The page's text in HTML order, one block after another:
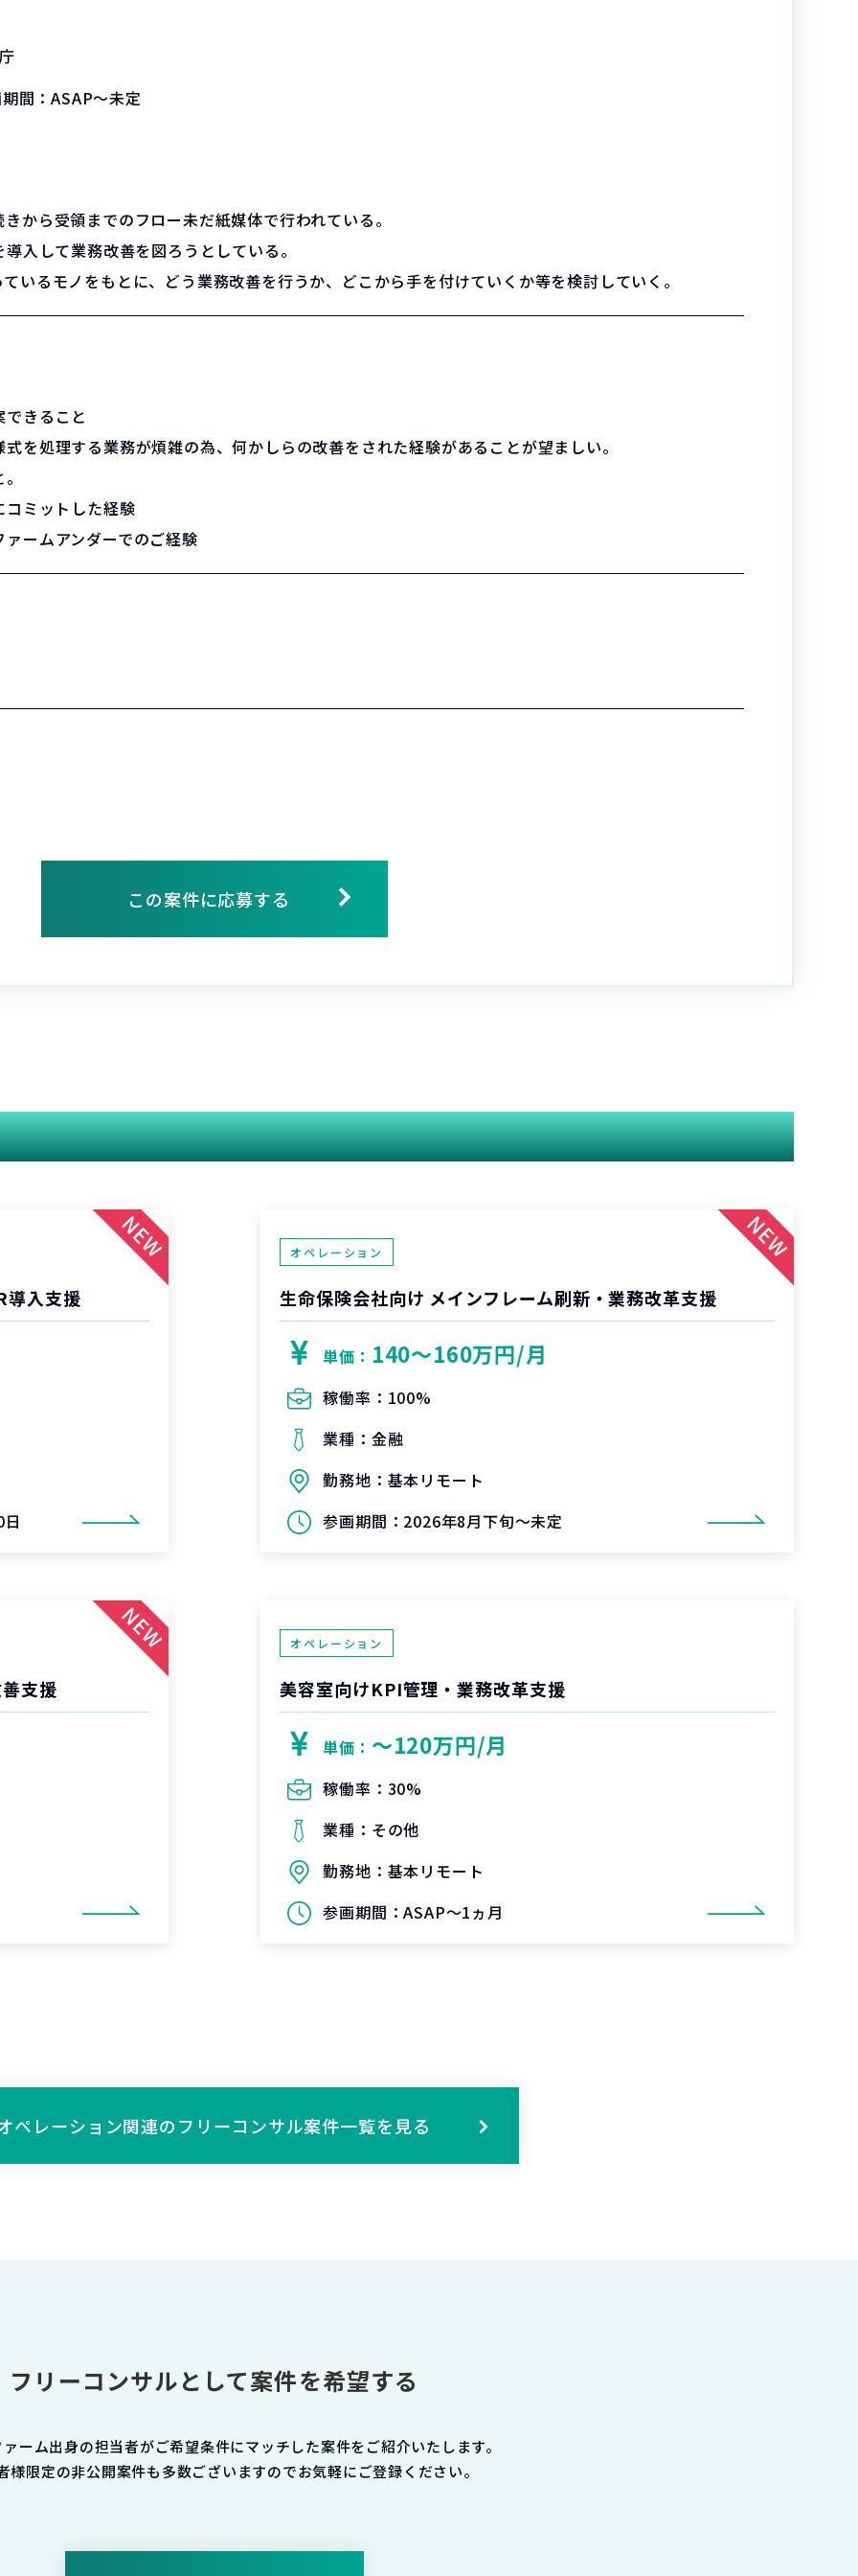
間：ASAP～未定
から受領までのフロー未だ紙媒体で行われている。
入して業務改善を図ろうとしている。
いるモノをもとに、どう業務改善を行うか、どこから手を付けていくか等を検討していく。
きること
を処理する業務が煩雑の為、何かしらの改善をされた経験があることが望ましい。
ミットした経験
ームアンダーでのご経験
この案件に応募する
関連する案件
導入支援
オペレーション
生命保険会社向け メインフレーム刷新・業務改革支援
単価： 140〜160万円/月
稼働率： 100%
業種： 金融
勤務地： 基本リモート
参画期間： 2026年8月下旬～未定
支援
オペレーション
美容室向けKPI管理・業務改革支援
単価： 〜120万円/月
稼働率： 30%
業種： その他
勤務地： 基本リモート
参画期間：ASAP～1ヵ月
ペレーション関連のフリーコンサル案件一覧を見る
フリーコンサルとして案件を希望する
ーム出身の担当者がご希望条件にマッチした案件をご紹介いたします。
様限定の非公開案件も多数ございますのでお気軽にご登録ください。